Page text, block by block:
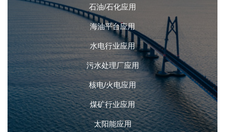
石油/石化应用
海油平台应用
水电行业应用
污水处理厂应用
核电/火电应用
煤矿行业应用
太阳能应用